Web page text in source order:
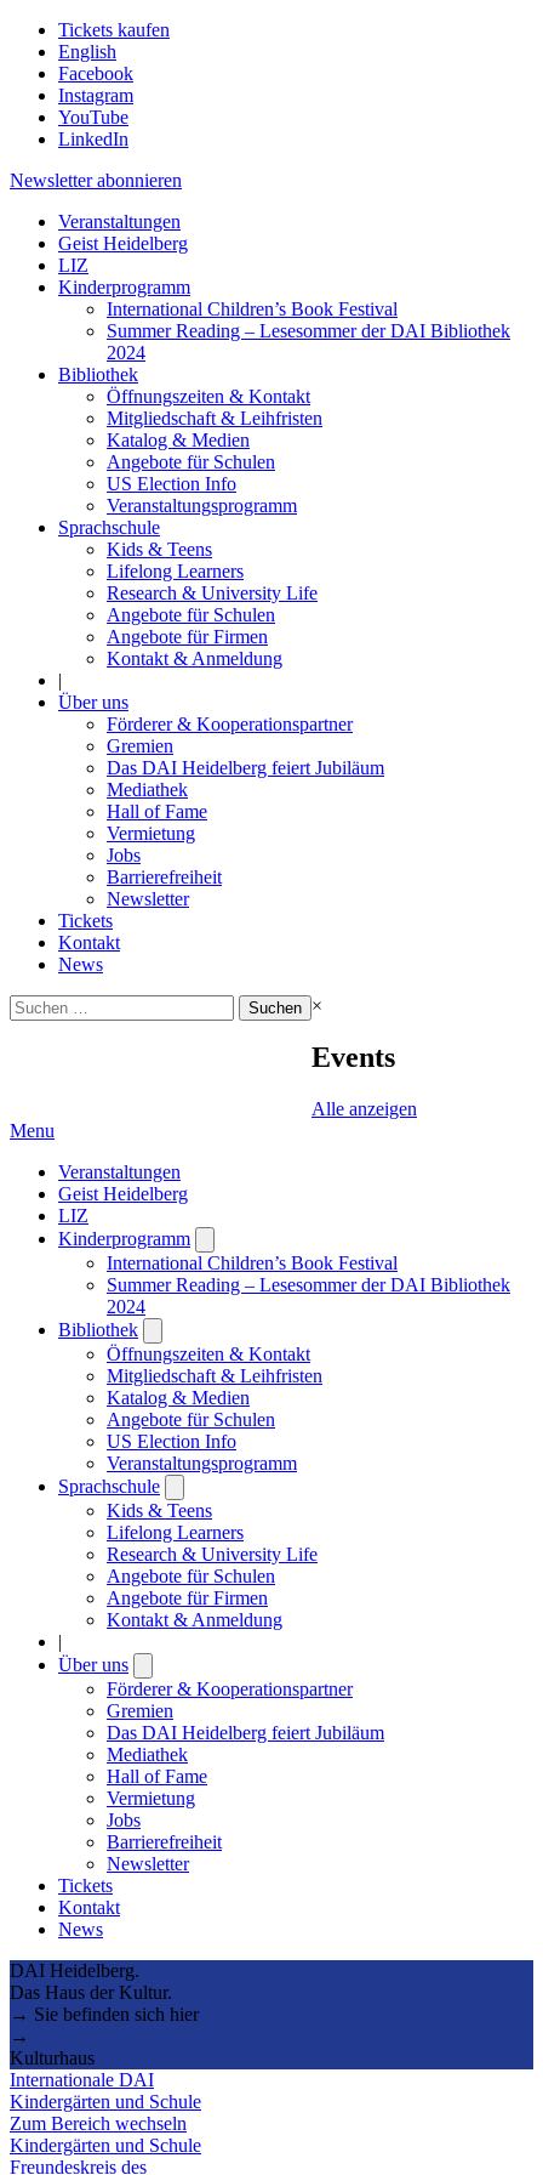
Tickets kaufen
English
Facebook
Instagram
YouTube
LinkedIn
Newsletter abonnieren
Veranstaltungen
Geist Heidelberg
LIZ
Kinderprogramm
International Children’s Book Festival
Summer Reading – Lesesommer der DAI Bibliothek
2024
Bibliothek
Öffnungszeiten & Kontakt
Mitgliedschaft & Leihfristen
Katalog & Medien
Angebote für Schulen
US Election Info
Veranstaltungsprogramm
Sprachschule
Kids & Teens
Lifelong Learners
Research & University Life
Angebote für Schulen
Angebote für Firmen
Kontakt & Anmeldung
|
Über uns
Förderer & Kooperationspartner
Gremien
Das DAI Heidelberg feiert Jubiläum
Mediathek
Hall of Fame
Vermietung
Jobs
Barrierefreiheit
Newsletter
Tickets
Kontakt
News
Suchen
nach:
×
Events
Alle anzeigen
Menu
Veranstaltungen
Geist Heidelberg
LIZ
Kinderprogramm
submenu
International Children’s Book Festival
Summer Reading – Lesesommer der DAI Bibliothek
2024
Bibliothek
submenu
Öffnungszeiten & Kontakt
Mitgliedschaft & Leihfristen
Katalog & Medien
Angebote für Schulen
US Election Info
Veranstaltungsprogramm
Sprachschule
submenu
Kids & Teens
Lifelong Learners
Research & University Life
Angebote für Schulen
Angebote für Firmen
Kontakt & Anmeldung
|
Über uns
submenu
Förderer & Kooperationspartner
Gremien
Das DAI Heidelberg feiert Jubiläum
Mediathek
Hall of Fame
Vermietung
Jobs
Barrierefreiheit
Newsletter
Tickets
Kontakt
News
DAI Heidelberg.
Das Haus der Kultur.
→ Sie befinden sich hier
→
Kulturhaus
Internationale DAI
Kindergärten und Schule
Zum Bereich wechseln
Kindergärten und Schule
Freundeskreis des